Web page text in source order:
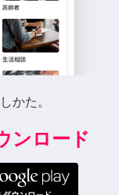
かた。
ンロード